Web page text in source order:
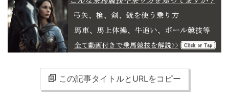
この記事タイトルとURLをコピー